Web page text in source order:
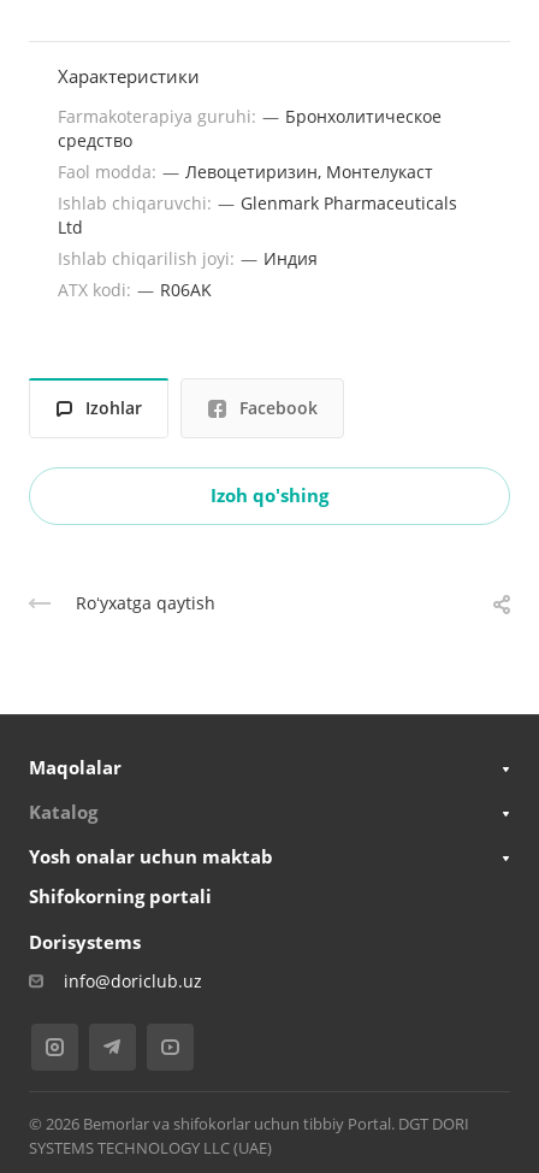
Характеристики
Farmakoterapiya guruhi: — Бронхолитическое
средство
Faol modda: — Левоцетиризин, Монтелукаст
Ishlab chiqaruvchi: — Glenmark Pharmaceuticals
Ltd
Ishlab chiqarilish joyi: — Индия
ATX kodi: — R06AK
Izohlar Facebook
Izoh qo'shing
Roʻyxatga qaytish
Maqolalar
Katalog
Yosh onalar uchun maktab
Shifokorning portali
Dorisystems
info@doriclub.uz
© 2026 Bemorlar va shifokorlar uchun tibbiy Portal. DGT DORI
SYSTEMS TECHNOLOGY LLC (UAE)